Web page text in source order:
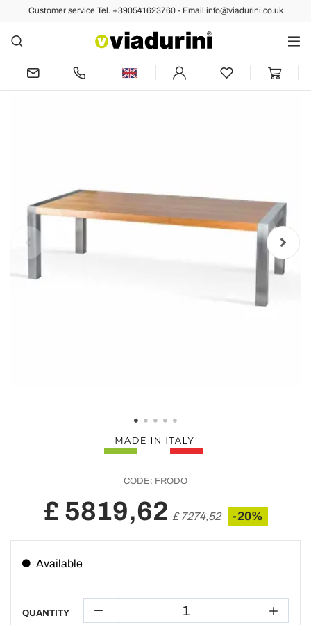
Customer service Tel. +390541623760 - Email info@viadurini.co.uk
Back Previous Next
Dining table Frodo, made of oak wood
and steel, made in Italy
CODE: FRODO
£ 5819,62 £ 7274,52 -20%
Available
QUANTITY